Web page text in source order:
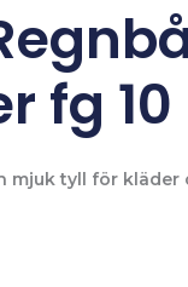
fg 10
mjuk tyll för kläder